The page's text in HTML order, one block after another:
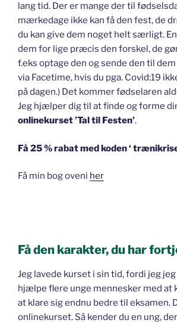
lang tid. Der er mange der til
mærkedage ikke kan få den fest, de
du kan give dem noget helt særligt.
dem for lige præcis den forskel, de
f.eks optage den og sende den til
via Facetime, hvis du pga. Covid:19
på dagen.) Det kommer fødselaren
Jeg hjælper dig til at finde og forme
onlinekurset ’Tal til Festen’.
Få 25 % rabat med koden ‘
Få min bog oveni her
Få den karakter, du har
Jeg lavede kurset i sin tid, fordi jeg
hjælpe flere unge mennesker med at
at klare sig endnu bedre til eksamen.
onlinekurset. Så kender du en ung,